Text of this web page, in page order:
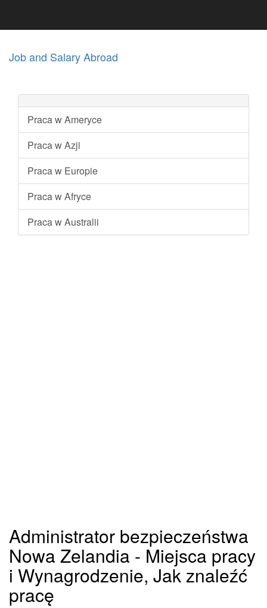
Job and Salary Abroad
Praca w Ameryce
Praca w Azji
Praca w Europie
Praca w Afryce
Praca w Australii
Administrator bezpieczeństwa
Nowa Zelandia - Miejsca pracy
i Wynagrodzenie, Jak znaleźć
pracę